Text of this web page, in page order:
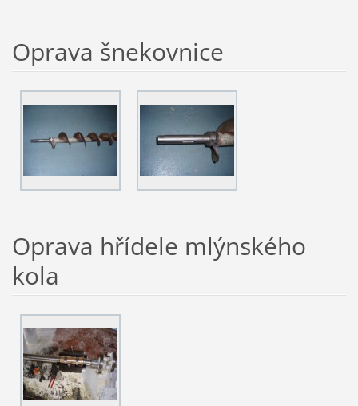
Oprava šnekovnice
Oprava hřídele mlýnského
kola